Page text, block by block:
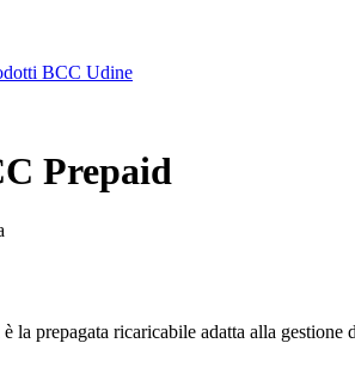
BCC Udine
Prepaid
la prepagata ricaricabile adatta alla